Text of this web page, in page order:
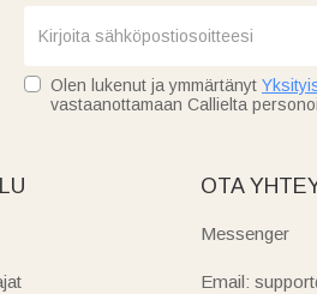
Olen lukenut ja ymmärtänyt
vastaanottamaan Callielta
OTA
Messenger
Email: